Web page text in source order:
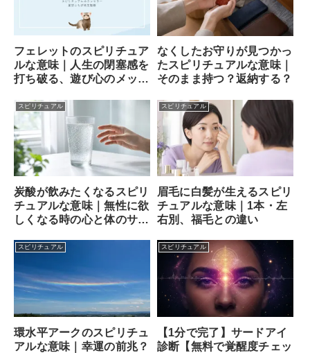
フェレットのスピリチュア
ルな意味｜人生の閉塞感を
打ち破る、遊び心のメッセ
なくしたお守りが見つかっ
たスピリチュアルな意味｜
そのまま持つ？返納する？
スピリチュアル
炭酸が飲みたくなるスピリ
チュアルな意味｜無性に欲
しくなる時の心と体のサイ
スピリチュアル
眉毛に白髪が生えるスピリ
チュアルな意味｜1本・左
右別、福毛との違い
スピリチュアル
環水平アークのスピリチュ
アルな意味｜幸運の前兆？
スピリチュアル
【1分で完了】サードアイ
診断【無料で覚醒度チェッ